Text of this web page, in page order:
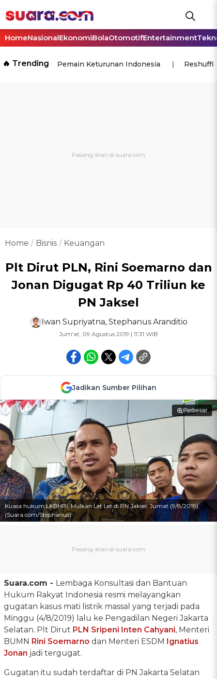
HomeNasionalEkonomiBolaOtomotifEntertainment
🔥 Trending Pemain Keturunan Indonesia
Home Bisnis Keuangan
Plt Dirut PLN, Rini Soemarno dan
Jonan Digugat Rp 40 Triliun ke
PN Jaksel
Iwan Supriyatna, Stephanus Aranditio
Jum'at, 09 Agustus 2019 | 11:31 WIB
Jadikan Sumber Pilihan
Perbesar
Kuasa hukum LKBHRI, Mulkan Let Let di PN Jaksel, Jumat (9/8/2019).
(Suara.com/Stephanus)
Suara.com - Lembaga Konsultasi dan Bantuan
Hukum Rakyat Indonesia resmi melayangkan
gugatan kasus mati listrik massal yang terjadi pada
Minggu (4/8/2019) lalu ke Pengadilan Negeri Jakarta
Selatan. Plt Dirut PLN Sripeni Inten Cahyani, Menteri
BUMN Rini Soemarno dan Menteri ESDM Ignatius
Jonan jadi tergugat.
Gugatan itu sudah terdaftar di PN Jakarta Selatan